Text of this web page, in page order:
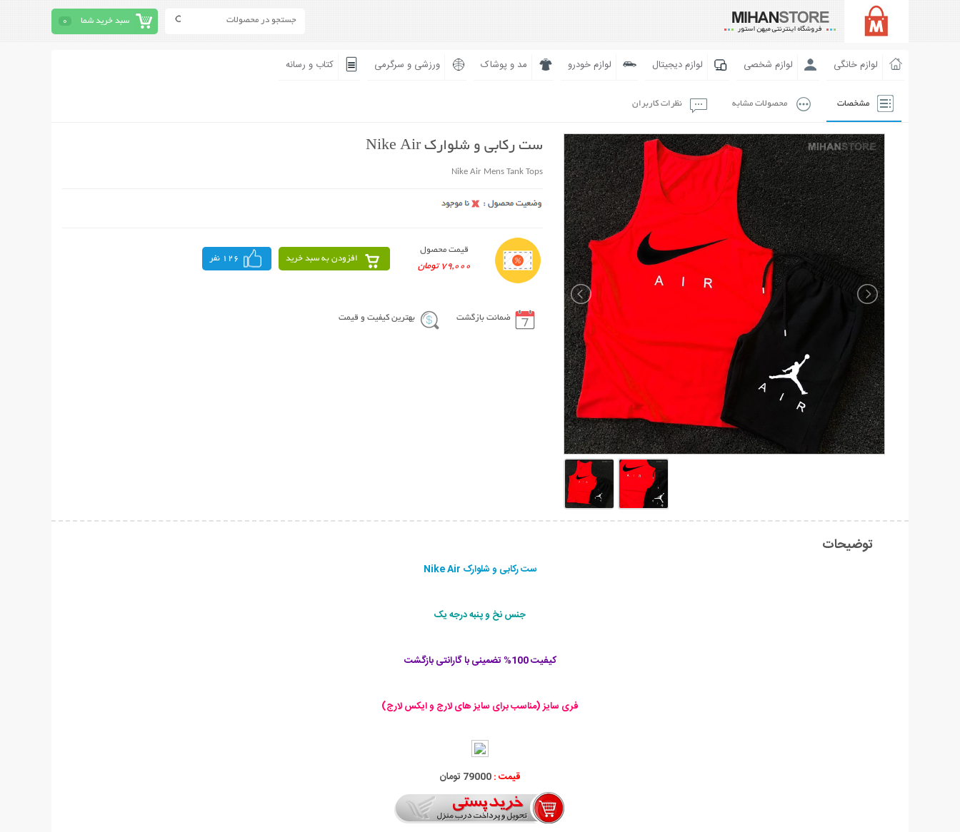
سبد خرید شما 0
لوازم خانگی لوازم شخصی لوازم دیجیتال لوازم خودرو مد و پوشاک ورزشی و سرگرمی کتاب و رسانه
مشخصات محصولات مشابه نظرات کاربران
ست رکابی و شلوارک Nike Air
Nike Air Mens Tank Tops
قیمت محصول
79,000 تومان
افزودن به سبد خرید 126 نفر
ضمانت بازگشت بهترین کیفیت و قیمت
توضیحات
ست رکابی و شلوارک Nike Air
جنس نخ و پنبه درجه یک
کیفیت 100% تضمینی با گارانتی بازگشت
فری سایز (مناسب برای سایز های لارج و ایکس لارج)
قیمت :79000 تومان